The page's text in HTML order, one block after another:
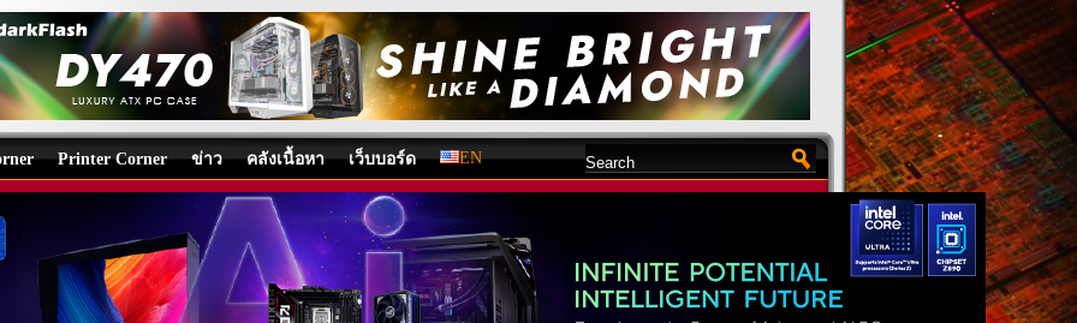
Printer Corner ข่าว คลังเนื้อหา เว็บบอร์ด EN